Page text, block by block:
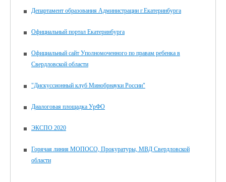
Департамент образования Администрации г.Екатеринбурга
Официальный портал Екатеринбурга
Официальный сайт Уполномоченного по правам ребенка в
Свердловской области
"Дискуссионный клуб Минобрнауки России"
Диалоговая площадка УрФО
ЭКСПО 2020
Горячая линия МОПОСО, Прокуратуры, МВД Свердловской
области